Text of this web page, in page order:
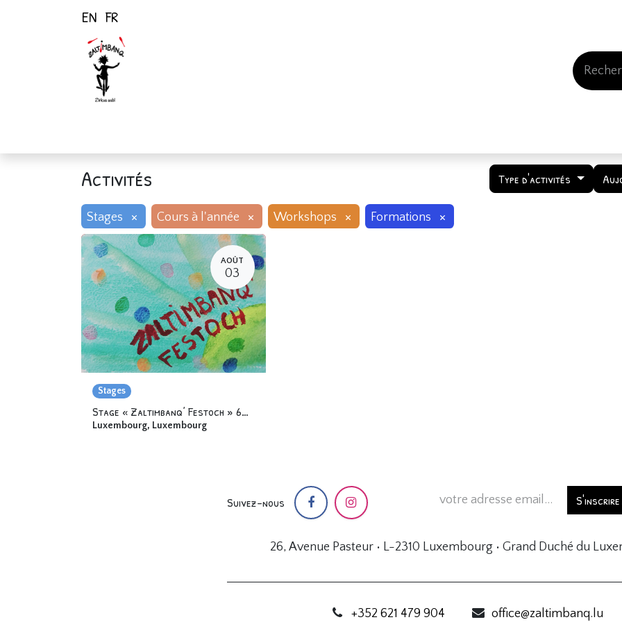
EN FR
Activités Type d'activités
Stages × Cours à l'année × Workshops × Formations ×
AOÛT
03
Stages
Stage « Zaltimbanq’ Festoch » 6-12 ans
Luxembourg, Luxembourg
Suivez-nous
26, Avenue Pasteur • L-2310 Luxembourg • Grand Duché du
+352 621 479 904 office@zaltimbanq.lu